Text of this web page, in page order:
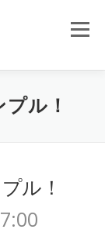
メニュー
ル！
ル！